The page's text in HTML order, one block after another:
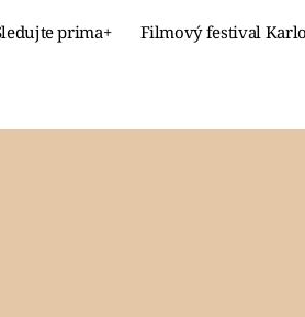
prima+ Filmový festival